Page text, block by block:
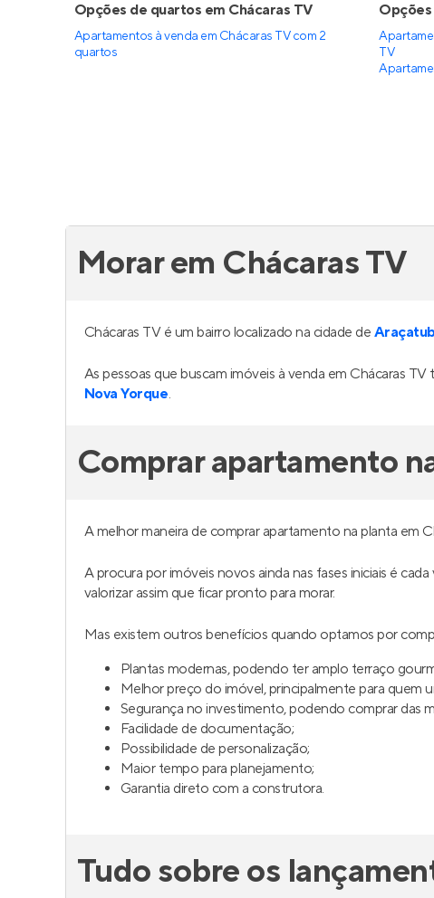
Opções de quartos em Chácaras TV
Apartamentos à venda em Chácaras TV com 2
quartos
Opções
TV
Morar em Chácaras TV
Chácaras TV é um bairro localizado na cidade de
As pessoas que buscam imóveis à venda em Chácaras
Nova Yorque.
Comprar apartamento
A melhor maneira de comprar apartamento na planta em
A procura por imóveis novos ainda nas fases iniciais é
valorizar assim que ficar pronto para morar.
Mas existem outros benefícios quando optamos por
Plantas modernas, podendo ter amplo terraço
Melhor preço do imóvel, principalmente para quem
Segurança no investimento, podendo comprar das
Facilidade de documentação;
Possibilidade de personalização;
Maior tempo para planejamento;
Garantia direto com a construtora.
Tudo sobre os